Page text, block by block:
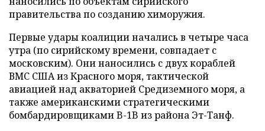
правительства по созданию химоружия.
Первые удары коалиции начались в четыре часа
утра (по сирийскому времени, совпадает с
московским). Они наносились с двух кораблей
ВМС США из Красного моря, тактической
авиацией над акваторией Средиземного моря, а
также американскими стратегическими
бомбардировщиками B-1B из района Эт-Танф.